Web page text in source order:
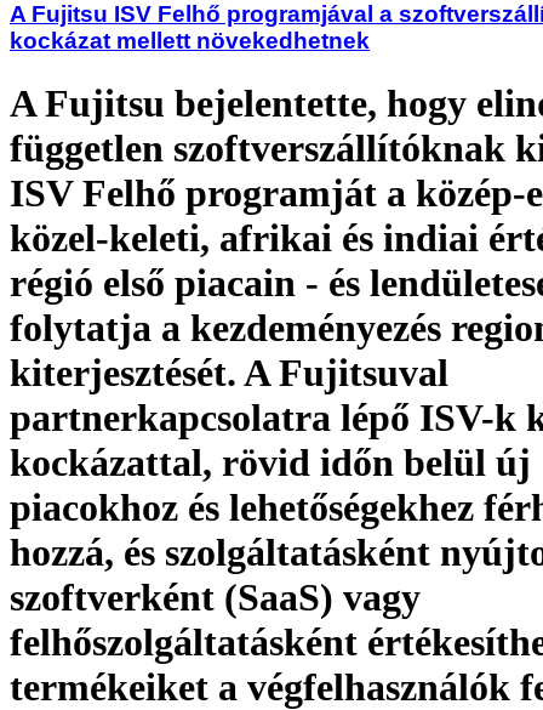
A Fujitsu ISV Felhő programjával a
kockázat mellett növekedhetnek
A Fujitsu bejelentette, hogy
független szoftverszállítóknak
ISV Felhő programját a közép-
közel-keleti, afrikai és indiai
régió első piacain - és
folytatja a kezdeményezés
kiterjesztését. A Fujitsuval
partnerkapcsolatra lépő ISV-k
kockázattal, rövid időn belül új
piacokhoz és lehetőségekhez
hozzá, és szolgáltatásként
szoftverként (SaaS) vagy
felhőszolgáltatásként
termékeiket a végfelhasználók